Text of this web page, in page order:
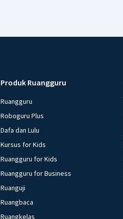
Produk Ruangguru
Ruangguru
Roboguru Plus
Dafa dan Lulu
Kursus for Kids
Ruangguru for Kids
Ruangguru for Business
Ruanguji
Ruangbaca
Ruangkelas